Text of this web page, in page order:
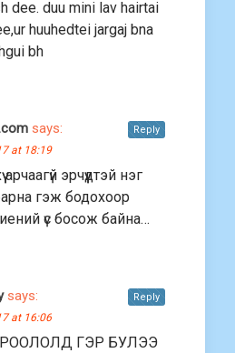
dee. duu mini lav hairtai
huuhedtei jargaj bna
bh
says:
at 18:19
арчаагүй эрчүүдтэй нэг
гэж бодохоор
үс босож байна…
Reply
says:
at 16:06
ГЭР БУЛЭЭ
Reply